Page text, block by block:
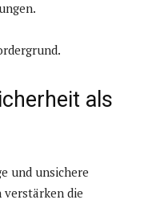
als
und unsichere
verstärken die